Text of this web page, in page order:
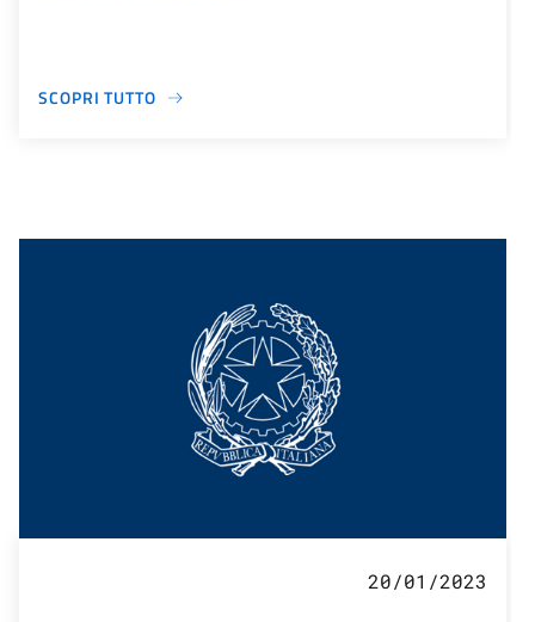
SCOPRI TUTTO
20/01/2023